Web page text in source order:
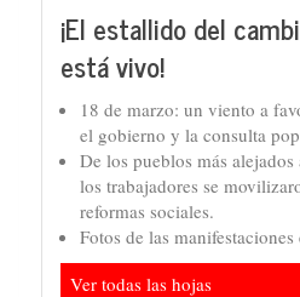
¡El estallido del
está vivo!
18 de marzo: un viento a
el gobierno y la consulta
De los pueblos más
los trabajadores se
reformas sociales.
Fotos de las
Ver todas las hojas